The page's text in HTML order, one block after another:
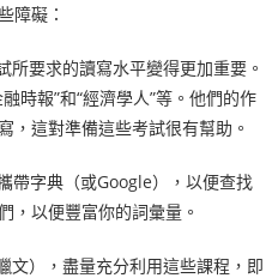
障礙：
要求的讀寫水平變得更加重要。
時報”和“經濟學人”等。他們的作
，這對準備這些考試很有幫助。
帶字典（或Google），以便查找
，以便豐富你的詞彙量。
文），盡量充分利用這些課程，即